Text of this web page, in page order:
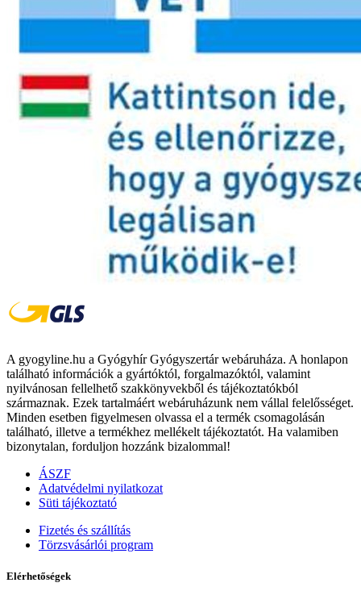
A gyogyline.hu a Gyógyhír Gyógyszertár webáruháza. A honlapon
található információk a gyártóktól, forgalmazóktól, valamint
nyilvánosan fellelhető szakkönyvekből és tájékoztatókból
származnak. Ezek tartalmáért webáruházunk nem vállal felelősséget.
Minden esetben figyelmesen olvassa el a termék csomagolásán
található, illetve a termékhez mellékelt tájékoztatót. Ha valamiben
bizonytalan, forduljon hozzánk bizalommal!
ÁSZF
Adatvédelmi nyilatkozat
Süti tájékoztató
Fizetés és szállítás
Törzsvásárlói program
Elérhetőségek